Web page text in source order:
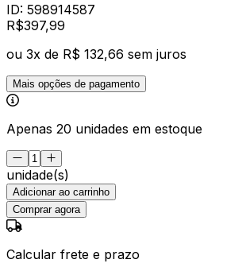
ID: 598914587
R$397,99
ou 3x de R$ 132,66 sem juros
Mais opções de pagamento
Apenas 20 unidades em estoque
unidade(s)
Adicionar ao carrinho
Comprar agora
Calcular frete e prazo